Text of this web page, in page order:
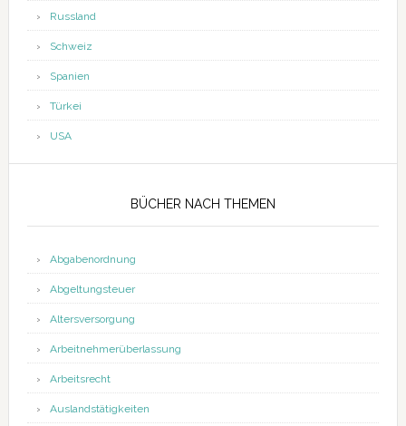
Russland
Schweiz
Spanien
Türkei
USA
BÜCHER NACH THEMEN
Abgabenordnung
Abgeltungsteuer
Altersversorgung
Arbeitnehmerüberlassung
Arbeitsrecht
Auslandstätigkeiten